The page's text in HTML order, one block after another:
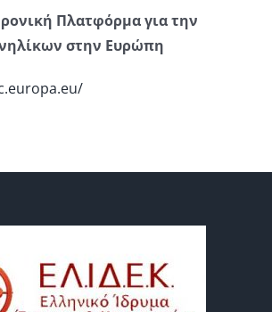
Πλατφόρμα για την
στην Ευρώπη